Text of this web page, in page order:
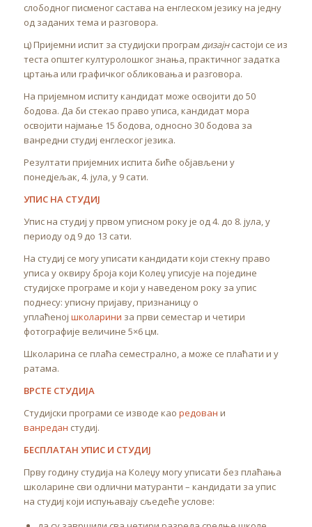
слободног писменог састава на енглеском језику на једну
од заданих тема и разговора.
ц) Пријемни испит за студијски програм дизајн састоји се из
теста општег културолошког знања, практичног задатка
цртања или графичког обликовања и разговора.
На пријемном испиту кандидат може освојити до 50
бодова. Да би стекао право уписа, кандидат мора
освојити најмање 15 бодова, односно 30 бодова за
ванредни студиј енглеског језика.
Резултати пријемних испита биће објављени у
понедјељак, 4. јула, у 9 сати.
УПИС НА СТУДИЈ
Упис на студиј у првом уписном року је од 4. до 8. јула, у
периоду од 9 до 13 сати.
На студиј се могу уписати кандидати који стекну право
уписа у оквиру броја који Колеџ уписује на поједине
студијске програме и који у наведеном року за упис
поднесу: уписну пријаву, признаницу о
уплаћеној школарини за први семестар и четири
фотографије величине 5×6 цм.
Школарина се плаћа семестрално, а може се плаћати и у
ратама.
ВРСТЕ СТУДИЈА
Студијски програми се изводе као редован и
ванредан студиј.
БЕСПЛАТАН УПИС И СТУДИЈ
Прву годину студија на Колеџу могу уписати без плаћања
школарине сви одлични матуранти – кандидати за упис
на студиј који испуњавају сљедеће услове: